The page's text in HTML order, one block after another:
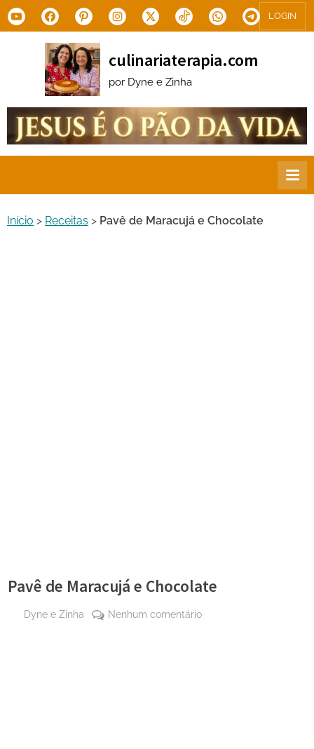
Skip
to
YoutubeFacebookPinterestInstagram
X.com Tiktok WhatsAppTelegram
LOGIN
culinariaterapia.com
por Dyne e Zinha
Início > Receitas > Pavê de Maracujá e Chocolate
Pavê de Maracujá e Chocolate
By
Dyne e Zinha Nenhum comentárioem